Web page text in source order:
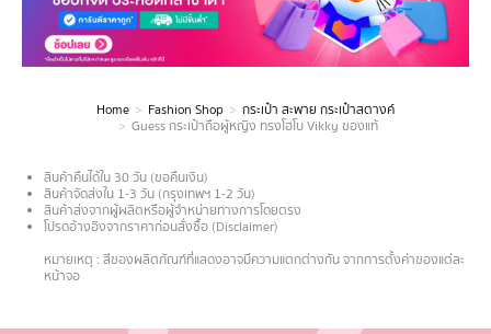
You are here:
Home Fashion Shop
กระเป๋า สะพาย กระเป๋าสตางค์
Guess กระเป๋าถือผู้หญิง ทรงโฮโบ Vikky ของแท้
สินค้าคืนได้ใน 30 วัน (ขอคืนเงิน)
สินค้าจัดส่งใน 1-3 วัน (กรุงเทพฯ 1-2 วัน)
สินค้าส่งจากผู้ผลิตหรือผู้จำหน่ายทางการโดยตรง
โปรดอ้างอิงจากราคาก่อนสั่งซื้อ (Disclaimer)
หมายเหตุ : สีของผลิตภัณฑ์ที่แสดงอาจมีความแตกต่างกัน จากการตั้งค่าของแต่ละ
หน้าจอ